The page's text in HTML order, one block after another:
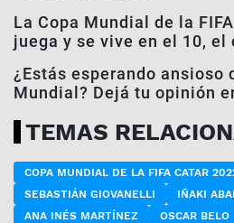
La Copa Mundial de la
juega y se vive en el 10, el
¿Estás esperando ansioso
Mundial? Dejá tu opinión
TEMAS
COPA MUNDIAL DE LA FIFA CATAR
SEBASTIÁN GIOVANELLI
IÑAKI
ANA INÉS MARTÍNEZ
OSCAR BELO